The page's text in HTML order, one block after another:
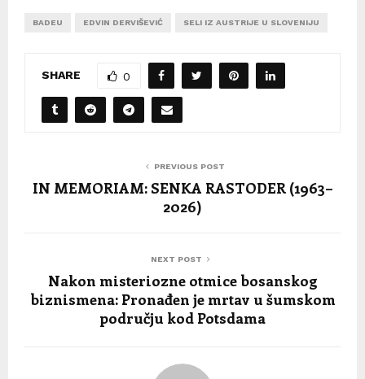
BADEU EDVIN DERVIŠEVIĆ SELI IZ AUSTRIJE U SLOVENIJU
SHARE 0
PREVIOUS POST
IN MEMORIAM: SENKA RASTODER (1963–
2026)
NEXT POST
Nakon misteriozne otmice bosanskog
biznismena: Pronađen je mrtav u šumskom
području kod Potsdama